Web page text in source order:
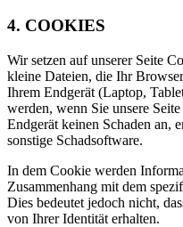
4. COOKIES
Wir setzen auf unserer Seite
kleine Dateien, die Ihr
Ihrem Endgerät (Laptop,
werden, wenn Sie unsere
Endgerät keinen Schaden an,
sonstige Schadsoftware.
In dem Cookie werden
Zusammenhang mit dem
Dies bedeutet jedoch nicht,
von Ihrer Identität erhalten.